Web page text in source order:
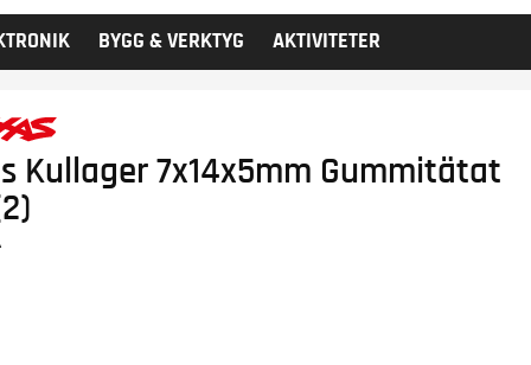
BYGG & VERKTYG AKTIVITETER
Kullager 7x14x5mm Gummitätat